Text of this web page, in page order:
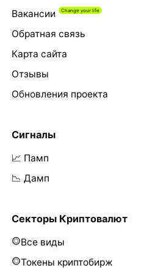
Вакансии
Обратная связь
Карта сайта
Отзывы
Обновления проекта
Сигналы
📈 Памп
📉 Дамп
Секторы Криптовалют
Все виды
Токены криптобирж